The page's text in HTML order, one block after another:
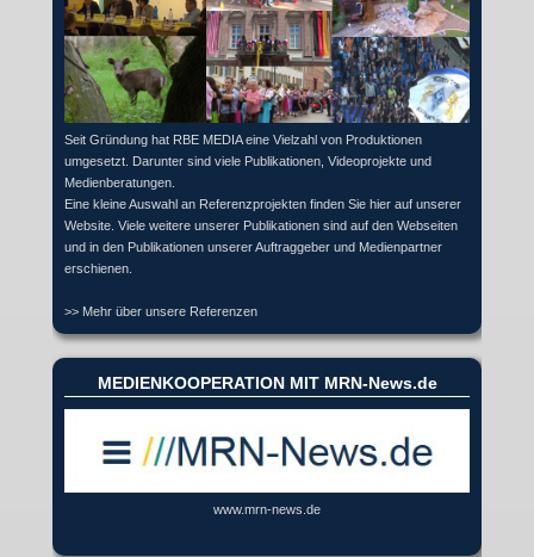
Seit Gründung hat RBE MEDIA eine Vielzahl von Produktionen
umgesetzt. Darunter sind viele Publikationen, Videoprojekte und
Medienberatungen.
Eine kleine Auswahl an Referenzprojekten finden Sie hier auf unserer
Website. Viele weitere unserer Publikationen sind auf den Webseiten
und in den Publikationen unserer Auftraggeber und Medienpartner
erschienen.
>> Mehr über unsere Referenzen
MEDIENKOOPERATION MIT MRN-News.de
www.mrn-news.de